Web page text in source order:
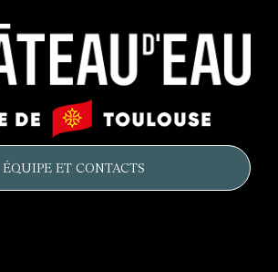
Mairie
de
ÉQUIPE ET CONTACTS